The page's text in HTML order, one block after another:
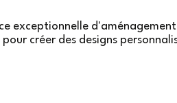
exceptionnelle
créer des designs